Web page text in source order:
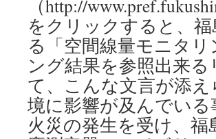
（http://
をクリックすると、
る「空間線量モニタ
ング結果を参照出来
て、こんな文言が添
境に影響が及んでい
火災の発生を受け、